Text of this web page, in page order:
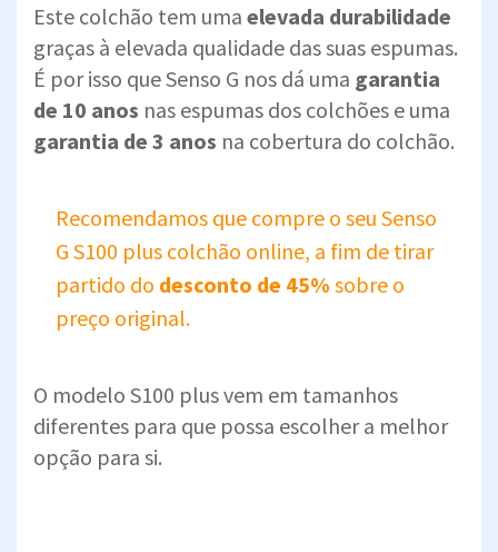
Este colchão tem uma elevada durabilidade
graças à elevada qualidade das suas espumas.
É por isso que Senso G nos dá uma garantia
de 10 anos nas espumas dos colchões e uma
garantia de 3 anos na cobertura do colchão.
Recomendamos que compre o seu Senso
G S100 plus colchão online, a fim de tirar
partido do desconto de 45% sobre o
preço original.
O modelo S100 plus vem em tamanhos
diferentes para que possa escolher a melhor
opção para si.